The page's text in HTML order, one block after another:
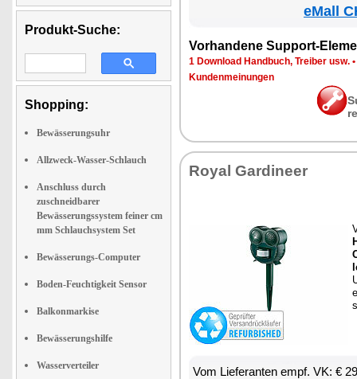
Produkt-Suche:
Shopping:
Bewässerungsuhr
Allzweck-Wasser-Schlauch
Anschluss durch
zuschneidbarer
Bewässerungssystem feiner cm
mm Schlauchsystem Set
Bewässerungs-Computer
Boden-Feuchtigkeit Sensor
Balkonmarkise
Bewässerungshilfe
Wasserverteiler
eMall
Vor­han­de­ne Sup­port-
1 Down­load Hand­buch, Trei­ber usw. •
Kun­den­mei­nun­gen
Roy­al Gar­dineer
Vom Lie­fe­ran­ten empf. VK: €